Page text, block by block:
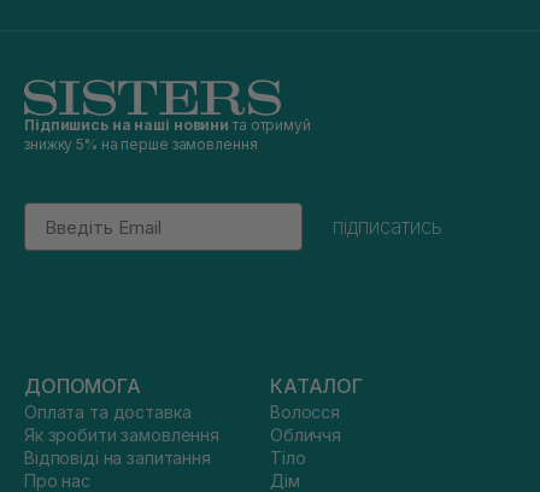
Підпишись на наші новини та отримуй
знижку 5% на перше замовлення
Email
підписатись
ДОПОМОГА
Оплата та доставка
Як зробити замовлення
Відповіді на запитання
Про нас
КАТАЛОГ
Волосся
Обличчя
Тіло
Дім